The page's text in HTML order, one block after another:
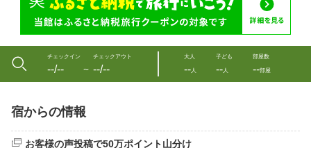
チェックイン
--/-- 〜
チェックアウト
--/--
大人
--人
子ども
--人
部屋数
--部屋
宿からの情報
お客様の声投稿で50万ポイント山分け